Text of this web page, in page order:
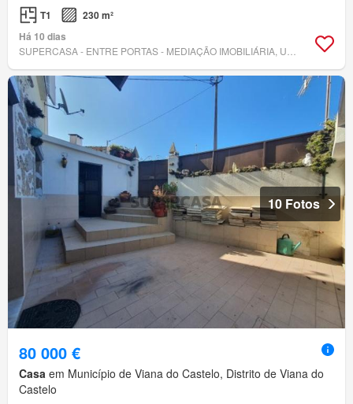
T1
230 m²
Há 10 dias
10 Fotos
80 000 €
Casa em Município de Viana do Castelo, Distrito de Viana do
Castelo